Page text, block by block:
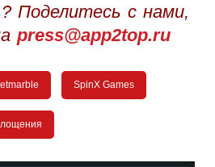
Поделитесь с нами,
press@app2top.ru
SpinX Games